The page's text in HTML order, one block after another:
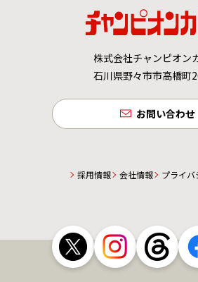
株式会社チャンピオン
石川県野々市市高橋町
お問い合わせ
採用情報 会社情報 プライバ